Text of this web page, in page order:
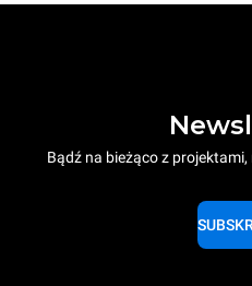
Bądź na bieżąco z